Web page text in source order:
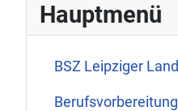
Hauptmenü
BSZ Leipziger Land
Berufsvorbereitung